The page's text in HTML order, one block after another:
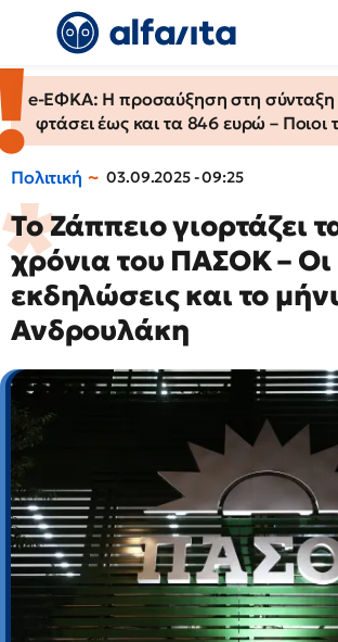
e-ΕΦΚΑ: Η προσαύξηση στη σύνταξη
φτάσει έως και τα 846 ευρώ – Ποιοι
Πολιτική 03.09.2025 - 09:25
Το Ζάππειο γιορτάζει
χρόνια του ΠΑΣΟΚ – Οι
εκδηλώσεις και το
Ανδρουλάκη